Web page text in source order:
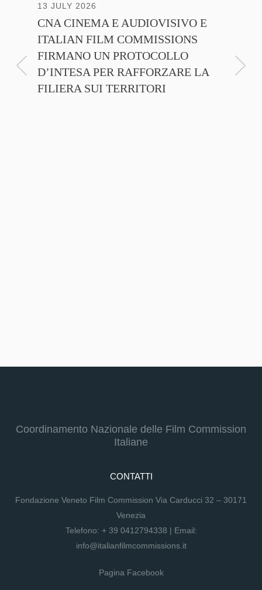
13 JULY 2026
CNA CINEMA E AUDIOVISIVO E
ITALIAN FILM COMMISSIONS
FIRMANO UN PROTOCOLLO
D’INTESA PER RAFFORZARE LA
FILIERA SUI TERRITORI
Coordinamento Nazionale delle Film Commission
Italiane
CONTATTI
Fondazione Veneto Film Commission Via Carducci 32 – 30171
Venezia
Telefono: + 39 0412794338 | Email:
info@italianfilmcommissions.it
Pagina Facebook